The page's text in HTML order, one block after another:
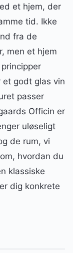
et hjem, der
tid. Ikke
fra de
men et hjem
et godt glas vin
passer
Officin er
uløseligt
de rum, vi
hvordan du
klassiske
dig konkrete